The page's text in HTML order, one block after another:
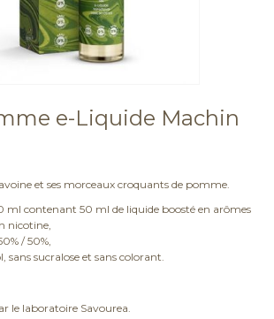
e-Liquide Machin
et ses morceaux croquants de pomme.
ml contenant 50 ml de liquide boosté en arômes
nicotine,
/ 50%,
sans sucralose et sans colorant.
le laboratoire Savourea.